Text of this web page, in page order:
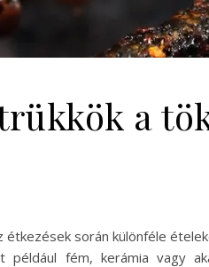
a
során különféle
például fém, kerámia vagy